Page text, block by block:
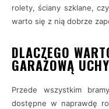
rolety, ściany szklane,
warto się z nią dobrze
DLACZEGO
GARAŻOWĄ
Przede wszystkim
dostępne w naprawdę